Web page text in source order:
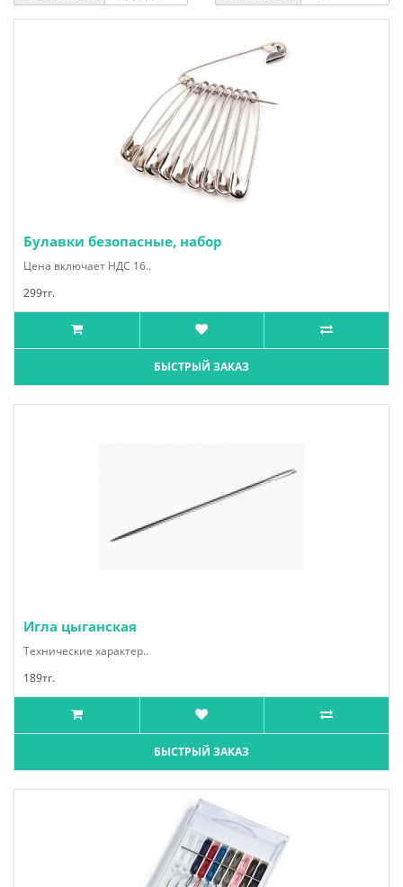
Булавки безопасные, набор
Цена включает НДС 16..
299тг.
БЫСТРЫЙ ЗАКАЗ
Игла цыганская
Технические характер..
189тг.
БЫСТРЫЙ ЗАКАЗ